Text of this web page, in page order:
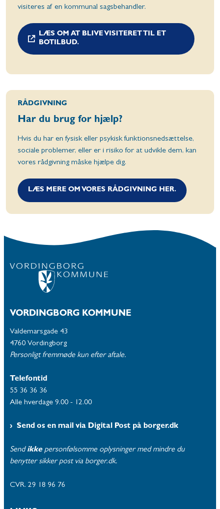
visiteres af en kommunal sagsbehandler.
LÆS OM AT BLIVE VISITERET TIL ET
BOTILBUD.
RÅDGIVNING
Har du brug for hjælp?
Hvis du har en fysisk eller psykisk funktionsnedsættelse,
sociale problemer, eller er i risiko for at udvikle dem, kan
vores rådgivning måske hjælpe dig.
LÆS MERE OM VORES RÅDGIVNING HER.
VORDINGBORG KOMMUNE
Valdemarsgade 43
4760 Vordingborg
Personligt fremmøde kun efter aftale.
Telefontid
55 36 36 36
Alle hverdage 9.00 - 12.00
Send os en mail via Digital Post på borger.dk
Send ikke personfølsomme oplysninger med mindre du
benytter sikker post via borger.dk.
CVR. 29 18 96 76